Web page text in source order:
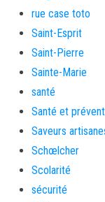
rue case toto
Saint-Esprit
Saint-Pierre
Sainte-Marie
santé
Santé et
Saveurs
Schœlcher
Scolarité
sécurité